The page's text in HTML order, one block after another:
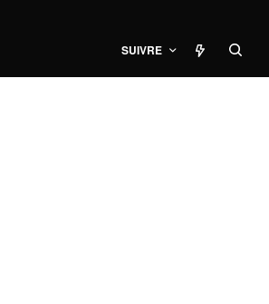
SUIVRE